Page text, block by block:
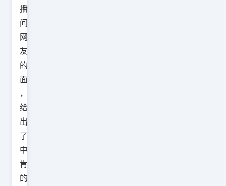
播
间
网
友
的
面
，
给
出
了
中
肯
的